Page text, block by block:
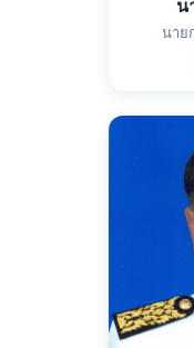
นาย